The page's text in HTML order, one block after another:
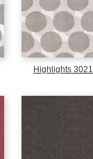
Highlights 3021